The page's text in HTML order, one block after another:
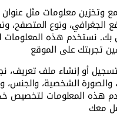
وتخزين معلومات مثل عنوان
الجغرافي، ونوع المتصفح،
بك. نستخدم هذه المعلومات
أو إنشاء ملف تعريف،
والصورة الشخصية، والجنس،
هذه المعلومات لتخصيص